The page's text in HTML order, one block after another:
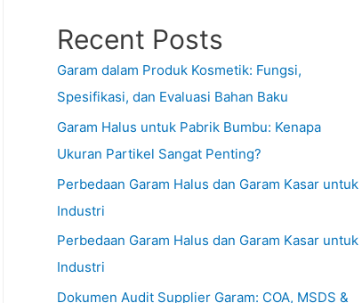
Recent Posts
Garam dalam Produk Kosmetik: Fungsi,
Spesifikasi, dan Evaluasi Bahan Baku
Garam Halus untuk Pabrik Bumbu: Kenapa
Ukuran Partikel Sangat Penting?
Perbedaan Garam Halus dan Garam Kasar untuk
Industri
Perbedaan Garam Halus dan Garam Kasar untuk
Industri
Dokumen Audit Supplier Garam: COA, MSDS &